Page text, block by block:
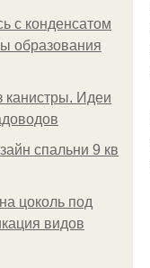
с конденсатом
образования
Идеи
спальни 9 кв
цоколь под
видов